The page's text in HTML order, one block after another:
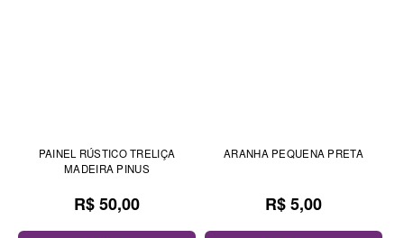
PAINEL RÚSTICO TRELIÇA
MADEIRA PINUS
R$ 50,00
ARANHA PEQUENA PRETA
R$ 5,00